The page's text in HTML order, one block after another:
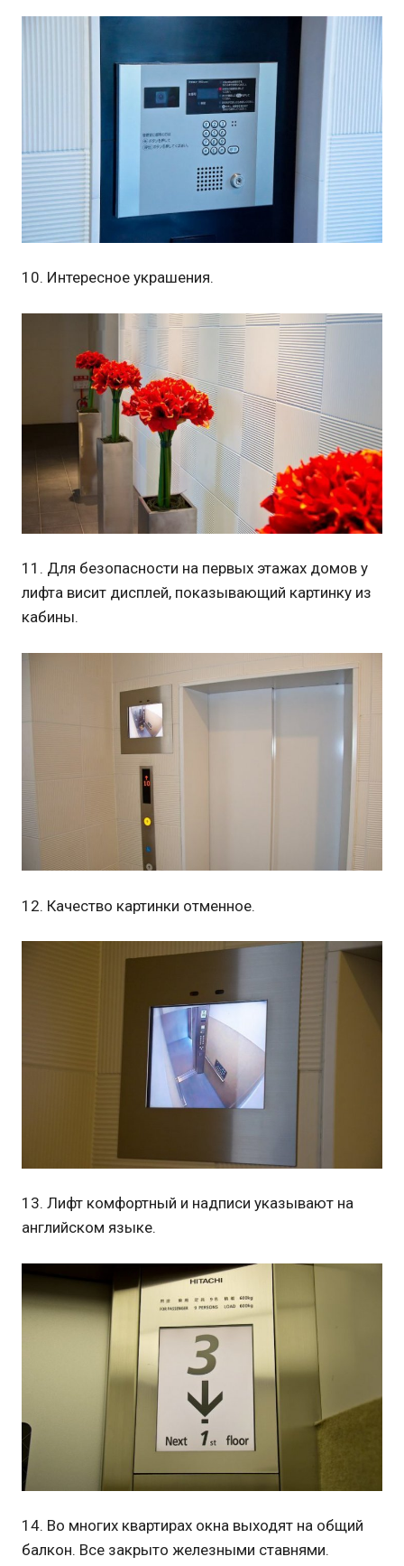
10. Интересное украшения.
11. Для безопасности на первых этажах домов у
лифта висит дисплей, показывающий картинку из
кабины.
12. Качество картинки отменное.
13. Лифт комфортный и надписи указывают на
английском языке.
14. Во многих квартирах окна выходят на общий
балкон. Все закрыто железными ставнями.